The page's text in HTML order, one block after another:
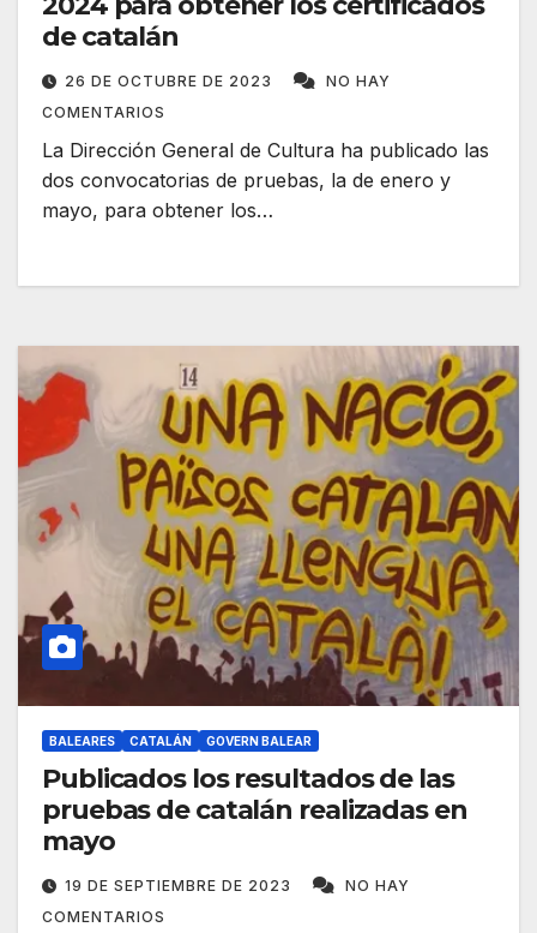
de catalán
26 DE OCTUBRE DE 2023
NO HAY
COMENTARIOS
La Dirección General de Cultura ha publicado las
dos convocatorias de pruebas, la de enero y
mayo, para obtener los…
BALEARES CATALÁN GOVERN BALEAR
Publicados los resultados de las
pruebas de catalán realizadas en
mayo
19 DE SEPTIEMBRE DE 2023
NO HAY
COMENTARIOS